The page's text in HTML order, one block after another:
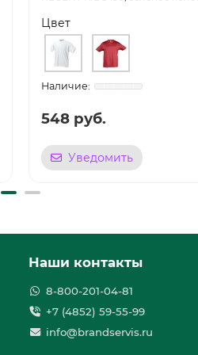
Цвет
548 руб.
Уведомить
Наши контакты
8-800-201-04-81
+7 (4852) 59-55-99
info@brandservis.ru